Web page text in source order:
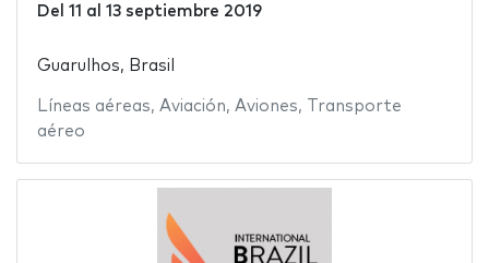
Del 11 al 13 septiembre 2019
Guarulhos, Brasil
Líneas aéreas, Aviación, Aviones,
Transporte
aéreo